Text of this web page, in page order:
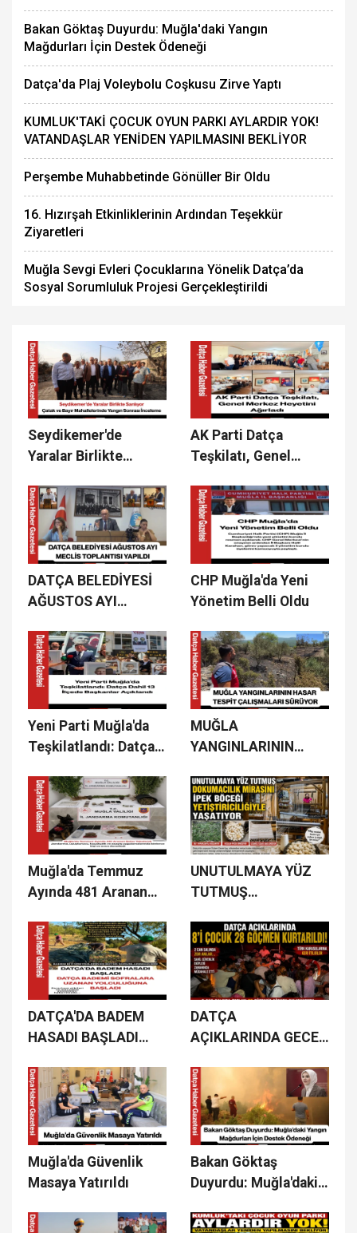
Bakan Göktaş Duyurdu: Muğla'daki Yangın
Mağdurları İçin Destek Ödeneği
Datça'da Plaj Voleybolu Coşkusu Zirve Yaptı
KUMLUK'TAKİ ÇOCUK OYUN PARKI AYLARDIR YOK!
VATANDAŞLAR YENİDEN YAPILMASINI BEKLİYOR
Perşembe Muhabbetinde Gönüller Bir Oldu
16. Hızırşah Etkinliklerinin Ardından Teşekkür
Ziyaretleri
Muğla Sevgi Evleri Çocuklarına Yönelik Datça’da
Sosyal Sorumluluk Projesi Gerçekleştirildi
Seydikemer'de
Yaralar Birlikte
AK Parti Datça
Teşkilatı, Genel
Ağırladı
DATÇA BELEDİYESİ
AĞUSTOS AYI
YAPILDI
CHP Muğla'da Yeni
Yönetim Belli Oldu
Yeni Parti Muğla'da
Teşkilatlandı: Datça
Başkanlar Açıklandı
MUĞLA
YANGINLARININ
ÇALIŞMALARI
SÜRÜYOR
Muğla'da Temmuz
Ayında 481 Aranan
UNUTULMAYA YÜZ
TUTMUŞ
MİRASINI İPEK
BÖCEĞİ
YETİŞTİRİCİLİĞİYLE
YAŞATIYOR
DATÇA'DA BADEM
HASADI BAŞLADI
SOFRALARA
UZANAN
YOLCULUĞUNA
BAŞLADI
DATÇA
AÇIKLARINDA GECE
OPERASYONU: 8'İ
ÇOCUK 28 GÖÇMEN
HAYATA TUTUNDU
Muğla'da Güvenlik
Masaya Yatırıldı
Bakan Göktaş
Duyurdu: Muğla'daki
İçin Destek Ödeneği